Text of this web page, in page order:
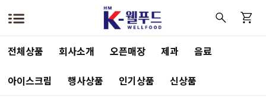
전체상품 회사소개 오픈매장 제과 음료
아이스크림 행사상품 인기상품 신상품